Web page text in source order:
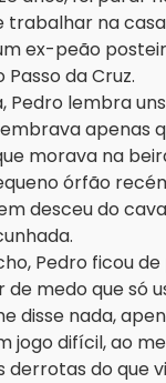
trabalhar na
ex-peão
da Cruz.
Pedro lembra
apenas
morava na
órfão
desceu do
Pedro ficou
medo que só
disse nada,
jogo difícil, ao
do que